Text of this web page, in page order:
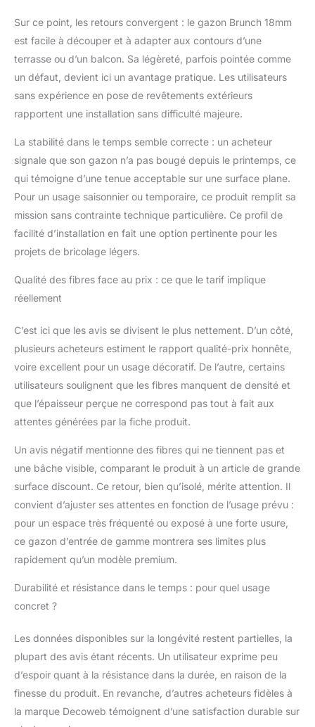
Sur ce point, les retours convergent : le gazon Brunch 18mm
est facile à découper et à adapter aux contours d’une
terrasse ou d’un balcon. Sa légèreté, parfois pointée comme
un défaut, devient ici un avantage pratique. Les utilisateurs
sans expérience en pose de revêtements extérieurs
rapportent une installation sans difficulté majeure.
La stabilité dans le temps semble correcte : un acheteur
signale que son gazon n’a pas bougé depuis le printemps, ce
qui témoigne d’une tenue acceptable sur une surface plane.
Pour un usage saisonnier ou temporaire, ce produit remplit sa
mission sans contrainte technique particulière. Ce profil de
facilité d’installation en fait une option pertinente pour les
projets de bricolage légers.
Qualité des fibres face au prix : ce que le tarif implique
réellement
C’est ici que les avis se divisent le plus nettement. D’un côté,
plusieurs acheteurs estiment le rapport qualité-prix honnête,
voire excellent pour un usage décoratif. De l’autre, certains
utilisateurs soulignent que les fibres manquent de densité et
que l’épaisseur perçue ne correspond pas tout à fait aux
attentes générées par la fiche produit.
Un avis négatif mentionne des fibres qui ne tiennent pas et
une bâche visible, comparant le produit à un article de grande
surface discount. Ce retour, bien qu’isolé, mérite attention. Il
convient d’ajuster ses attentes en fonction de l’usage prévu :
pour un espace très fréquenté ou exposé à une forte usure,
ce gazon d’entrée de gamme montrera ses limites plus
rapidement qu’un modèle premium.
Durabilité et résistance dans le temps : pour quel usage
concret ?
Les données disponibles sur la longévité restent partielles, la
plupart des avis étant récents. Un utilisateur exprime peu
d’espoir quant à la résistance dans la durée, en raison de la
finesse du produit. En revanche, d’autres acheteurs fidèles à
la marque Decoweb témoignent d’une satisfaction durable sur